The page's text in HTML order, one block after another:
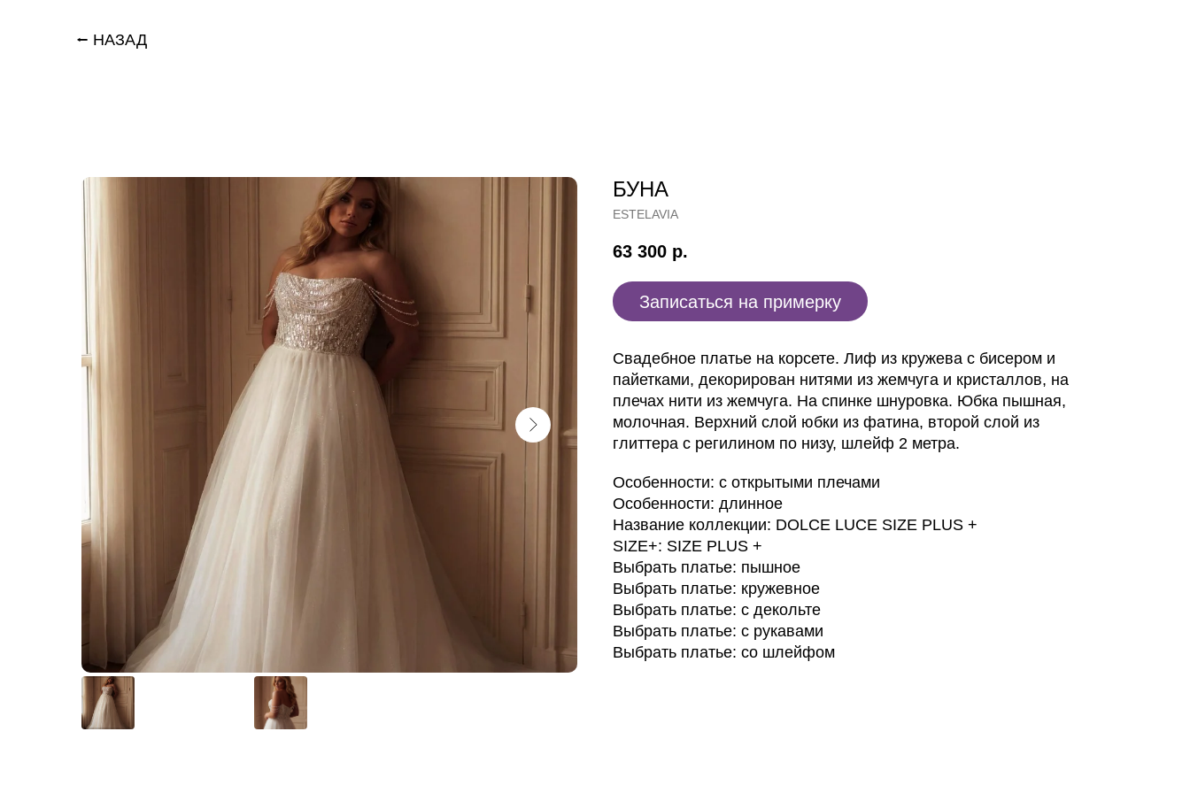
⭠ НАЗАД
БУНА
ESTELAVIA
63 300 р.
Записаться на примерку
Свадебное платье на корсете. Лиф из кружева с бисером и
пайетками, декорирован нитями из жемчуга и кристаллов, на
плечах нити из жемчуга. На спинке шнуровка. Юбка пышная,
молочная. Верхний слой юбки из фатина, второй слой из
глиттера с регилином по низу, шлейф 2 метра.
Особенности: с открытыми плечами
Особенности: длинное
Название коллекции: DOLCE LUCE SIZE PLUS +
SIZE+: SIZE PLUS +
Выбрать платье: пышное
Выбрать платье: кружевное
Выбрать платье: с декольте
Выбрать платье: с рукавами
Выбрать платье: со шлейфом